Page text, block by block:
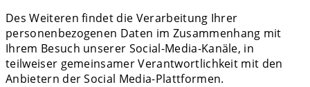
Des Weiteren findet die Verarbeitung Ihrer
personenbezogenen Daten im Zusammenhang mit
Ihrem Besuch unserer Social-Media-Kanäle, in
teilweiser gemeinsamer Verantwortlichkeit mit den
Anbietern der Social Media-Plattformen.